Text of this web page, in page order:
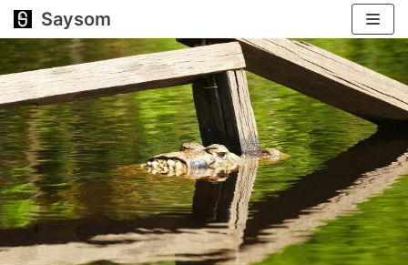
跳
至
正
文
Saysom